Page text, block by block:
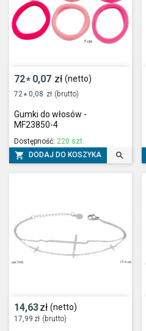
72* 0,07 zł (netto)
72* 0,08 zł (brutto)
Gumki do włosów -
MF23850-4
Dostępność: 220 szt.
 DODAJ DO KOSZYKA 
14,63zł (netto)
17,99 zł (brutto)